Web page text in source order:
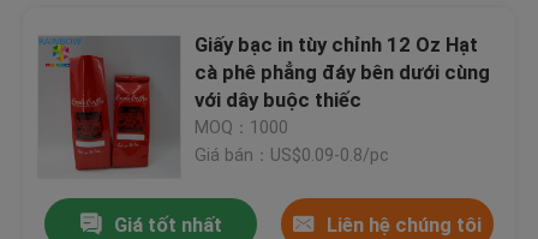
Giấy bạc in tùy chỉnh 12 Oz Hạt
cà phê phẳng đáy bên dưới cùng
với dây buộc thiếc
MOQ：1000
Giá bán：US$0.09-0.8/pc
Giá tốt nhất Liên hệ chúng tôi